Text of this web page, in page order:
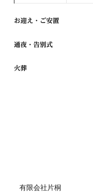
お迎え・ご安置
通夜・告別式
火葬
有限会社片桐